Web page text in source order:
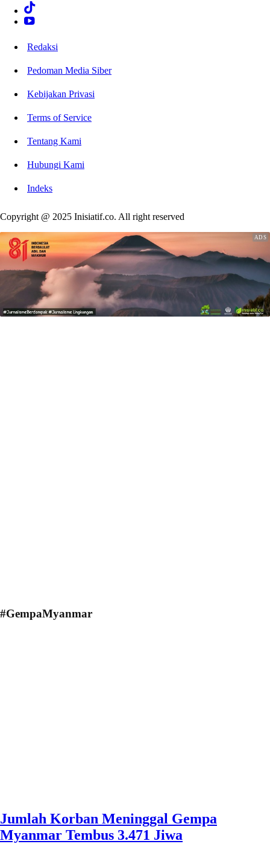
Redaksi
Pedoman Media Siber
Kebijakan Privasi
Terms of Service
Tentang Kami
Hubungi Kami
Indeks
Copyright @ 2025 Inisiatif.co. All right reserved
#GempaMyanmar
Jumlah Korban Meninggal Gempa
Myanmar Tembus 3.471 Jiwa